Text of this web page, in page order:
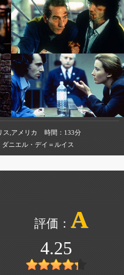
ス,アメリカ 時間
133分
ダニエル・デイ＝ルイス
A
4.25